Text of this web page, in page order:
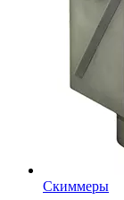
Скиммеры